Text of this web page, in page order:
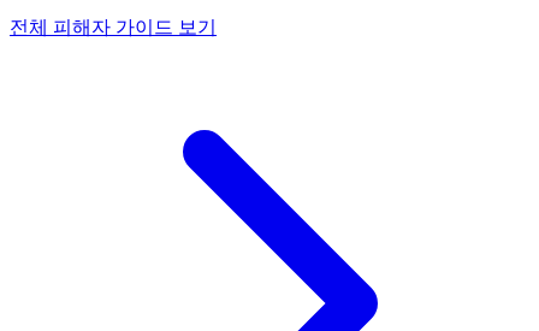
전체 피해자 가이드 보기